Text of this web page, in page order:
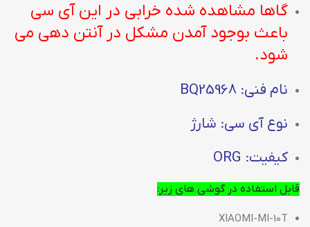
گاها مشاهده شده خرابی در این آی سی
باعث بوجود آمدن مشکل در آنتن دهی می
شود.
نام فنی: BQ25968
نوع آی سی: شارژ
کیفیت: ORG
قابل استفاده در گوشی های زیر:
XIAOMI-MI-10T